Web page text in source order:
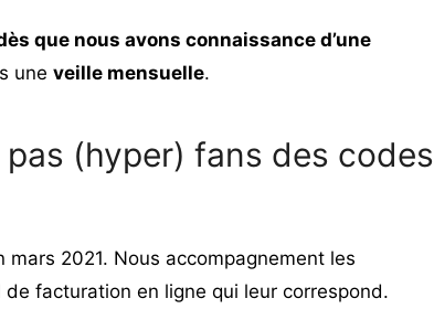
que nous avons connaissance d’une
une veille mensuelle.
(hyper) fans des codes
2021. Nous accompagnement les
de facturation en ligne qui leur correspond.